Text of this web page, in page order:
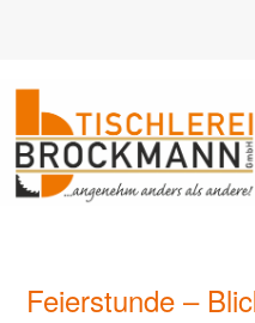
Feierstunde –